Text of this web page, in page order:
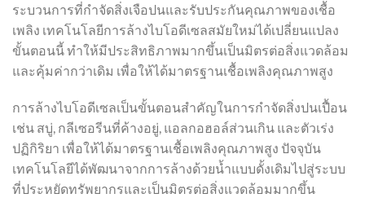
ระบวนการที่กำจัดสิ่งเจือปนและรับประกันคุณภาพของเชื้อ
เพลิง เทคโนโลยีการล้างไบโอดีเซลสมัยใหม่ได้เปลี่ยนแปลง
ขั้นตอนนี้ ทำให้มีประสิทธิภาพมากขึ้นเป็นมิตรต่อสิ่งแวดล้อม
และคุ้มค่ากว่าเดิม เพื่อให้ได้มาตรฐานเชื้อเพลิงคุณภาพสูง
การล้างไบโอดีเซลเป็นขั้นตอนสำคัญในการกำจัดสิ่งปนเปื้อน
เช่น สบู่, กลีเซอรีนที่ค้างอยู่, แอลกอฮอล์ส่วนเกิน และตัวเร่ง
ปฏิกิริยา เพื่อให้ได้มาตรฐานเชื้อเพลิงคุณภาพสูง ปัจจุบัน
เทคโนโลยีได้พัฒนาจากการล้างด้วยน้ำแบบดั้งเดิมไปสู่ระบบ
ที่ประหยัดทรัพยากรและเป็นมิตรต่อสิ่งแวดล้อมมากขึ้น